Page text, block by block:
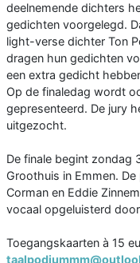
deelnemende dichters
gedichten voorgelegd.
light-verse dichter Ton
dragen hun gedichten
een extra gedicht
Op de finaledag wordt
gepresenteerd. De jury
uitgezocht.
De finale begint zondag
Groothuis in Emmen.
Corman en Eddie
vocaal opgeluisterd
Toegangskaarten à 15